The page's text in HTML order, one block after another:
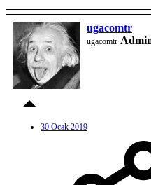
ugacomtr
ugacomtr
30 Ocak 2019